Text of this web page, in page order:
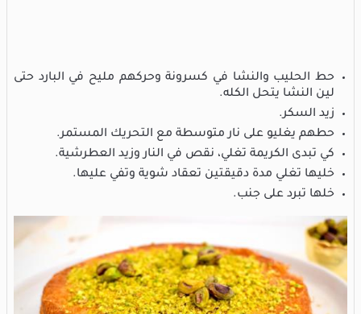
حط الحليب والنشا في كسرونة وحركهم مليح في البارد حتى
لين النشا يتحل الكله.
زيد السكر.
حطهم يغليو على نار متوسطة مع التحريك المستمر.
كي تبدى الكريمة تغلي، نقص في النار وزيد العطرشية.
خليها تغلي مدة دقيقتين تعقاد شوية وتفي عليها.
خلها تبرد على جنب.